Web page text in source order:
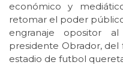
económico y
retomar el poder
engranaje opositor
presidente Obrador,
estadio de futbol